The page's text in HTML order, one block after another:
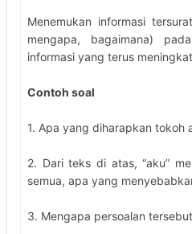
Menemukan informasi
mengapa, bagaimana)
informasi yang terus
Contoh soal
1. Apa yang diharapkan tokoh
2. Dari teks di atas, “aku”
semua, apa yang
3. Mengapa persoalan